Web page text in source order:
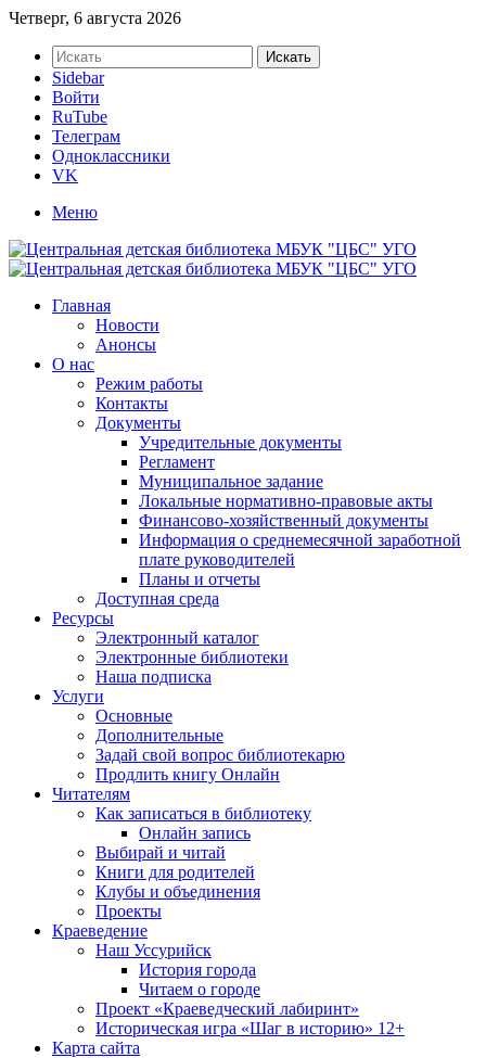
Четверг, 6 августа 2026
Искать
Sidebar
Войти
RuTube
Телеграм
Одноклассники
VK
Меню
Главная
Новости
Анонсы
О нас
Режим работы
Контакты
Документы
Учредительные документы
Регламент
Муниципальное задание
Локальные нормативно-правовые акты
Финансово-хозяйственный документы
Информация о среднемесячной заработной
плате руководителей
Планы и отчеты
Доступная среда
Ресурсы
Электронный каталог
Электронные библиотеки
Наша подписка
Услуги
Основные
Дополнительные
Задай свой вопрос библиотекарю
Продлить книгу Онлайн
Читателям
Как записаться в библиотеку
Онлайн запись
Выбирай и читай
Книги для родителей
Клубы и объединения
Проекты
Краеведение
Наш Уссурийск
История города
Читаем о городе
Проект «Краеведческий лабиринт»
Историческая игра «Шаг в историю» 12+
Карта сайта